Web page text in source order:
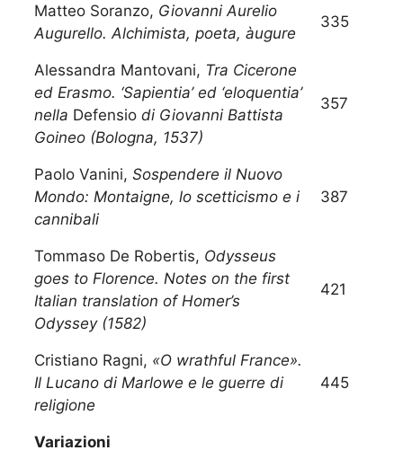
Matteo Soranzo, Giovanni Aurelio
Augurello. Alchimista, poeta, àugure
335
Alessandra Mantovani, Tra Cicerone
ed Erasmo. ‘Sapientia’ ed ‘eloquentia’
nella Defensio di Giovanni Battista
Goineo (Bologna, 1537)
357
Paolo Vanini, Sospendere il Nuovo
Mondo: Montaigne, lo scetticismo e i
cannibali
387
Tommaso De Robertis, Odysseus
goes to Florence. Notes on the first
Italian translation of Homer’s
Odyssey (1582)
421
Cristiano Ragni, «O wrathful France».
Il Lucano di Marlowe e le guerre di
religione
445
Variazioni